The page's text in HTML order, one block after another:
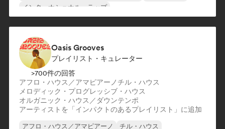
インターナショナル・ラップ
Oasis Grooves
プレイリスト・キュレーター
>700件の回答
アフロ・ハウス／アマピアーノ チル・ハウス
メロディック・プログレッシブ・ハウス
オルガニック・ハウス／ダウンテンポ
アーティストを「インパクトのあるプレイリスト」に追加
アフロ・ハウス／アマピアーノ
チル・ハウス